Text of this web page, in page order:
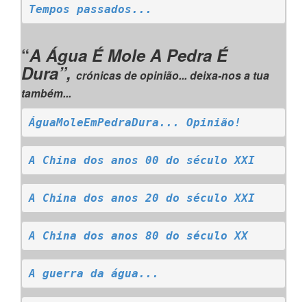
Tempos passados...
“A Água É Mole A Pedra É
Dura”, crónicas de opinião... deixa-nos a tua
também...
ÁguaMoleEmPedraDura... Opinião!
A China dos anos 00 do século XXI
A China dos anos 20 do século XXI
A China dos anos 80 do século XX
A guerra da água...